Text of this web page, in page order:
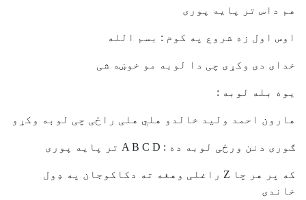
هم داس تر پایه پوری
اوس اول زه شروع په کوم : بسم الله
خدای دی وکړی چی دا لوبه مو خوښه شی
یوه بله لوبه :
هارون احمد ولید خالدو هلي هلی راځی چی لوبه وکړو
ګوری دنن ورځی لوبه ده : A B C D تر پایه پوری
که پر هر چا Z راغلی وهغه ته دکاکوجان په ډول
خاندی